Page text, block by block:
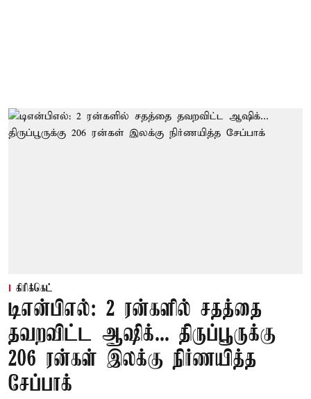
கிரிக்கெட்
டிஎன்பிஎல்: 2 ரன்களில் சதத்தை
தவறவிட்ட ஆஷிக்... திருப்பூருக்கு
206 ரன்கள் இலக்கு நிர்ணயித்த
சேப்பாக்